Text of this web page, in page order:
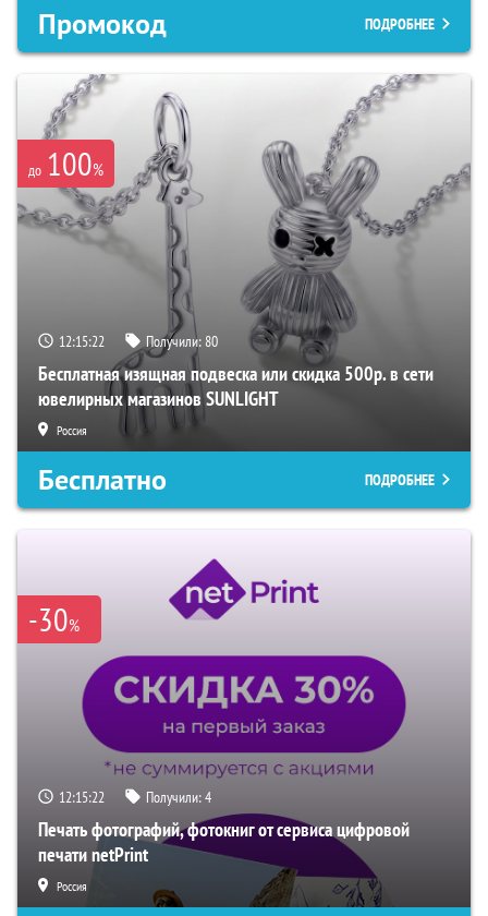
Промокод ПОДРОБНЕЕ
до 100%
12:15:22 Получили:80
Бесплатная изящная подвеска или скидка 500р. в сети
ювелирных магазинов SUNLIGHT
Россия
Бесплатно ПОДРОБНЕЕ
-30%
12:15:22 Получили:4
Печать фотографий, фотокниг от сервиса цифровой
печати netPrint
Россия